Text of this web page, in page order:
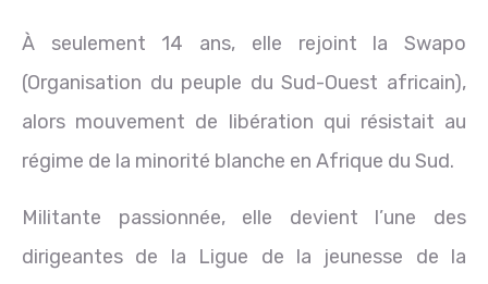
À seulement 14 ans, elle rejoint la Swapo
(Organisation du peuple du Sud-Ouest africain),
alors mouvement de libération qui résistait au
régime de la minorité blanche en Afrique du Sud.
Militante passionnée, elle devient l’une des
dirigeantes de la Ligue de la jeunesse de la